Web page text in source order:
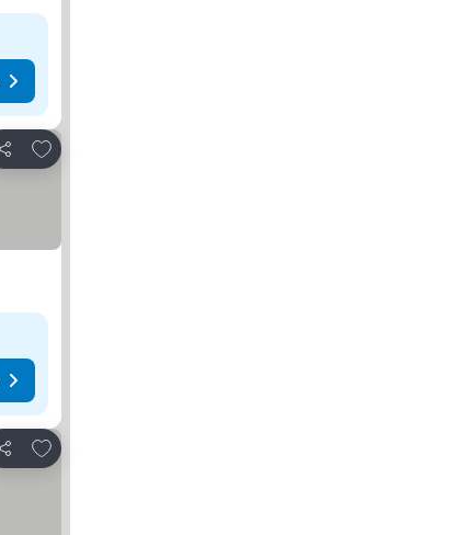
Κοινοποίηση
Προσθήκη στα αγαπημένα
Κοινοποίηση
Προσθήκη στα αγαπημένα